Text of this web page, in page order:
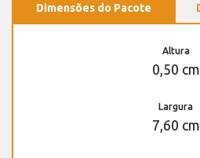
Dimensões do Pacote
Altura
0,50 cm
Largura
7,60 cm